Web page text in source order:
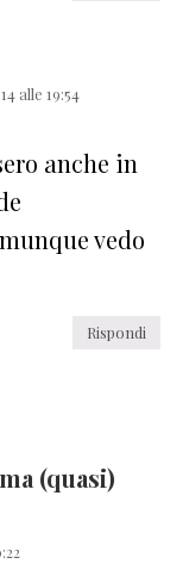
alle 19:54
anche in
vedo
Rispondi
(quasi)